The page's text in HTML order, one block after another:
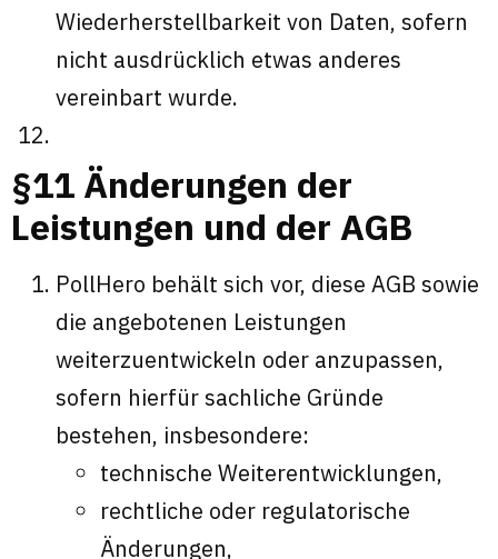
Wiederherstellbarkeit von Daten, sofern
nicht ausdrücklich etwas anderes
vereinbart wurde.
§11 Änderungen der
Leistungen und der AGB
PollHero behält sich vor, diese AGB sowie
die angebotenen Leistungen
weiterzuentwickeln oder anzupassen,
sofern hierfür sachliche Gründe
bestehen, insbesondere:
technische Weiterentwicklungen,
rechtliche oder regulatorische
Änderungen,